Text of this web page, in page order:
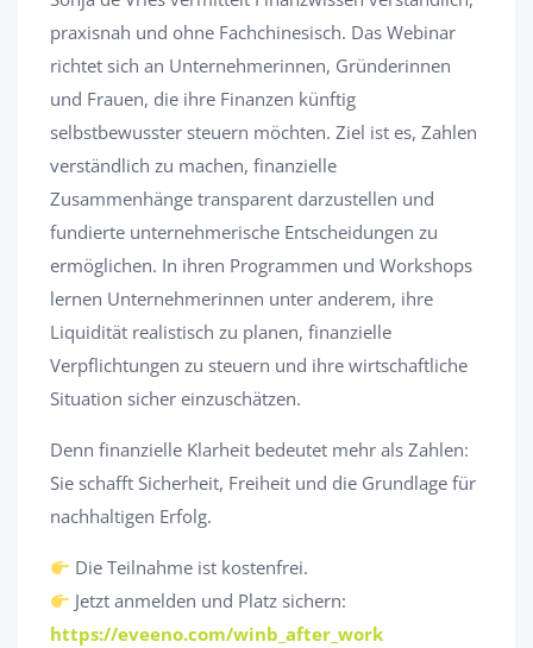
praxisnah und ohne Fachchinesisch. Das Webinar
richtet sich an Unternehmerinnen, Gründerinnen
und Frauen, die ihre Finanzen künftig
selbstbewusster steuern möchten. Ziel ist es, Zahlen
verständlich zu machen, finanzielle
Zusammenhänge transparent darzustellen und
fundierte unternehmerische Entscheidungen zu
ermöglichen. In ihren Programmen und Workshops
lernen Unternehmerinnen unter anderem, ihre
Liquidität realistisch zu planen, finanzielle
Verpflichtungen zu steuern und ihre wirtschaftliche
Situation sicher einzuschätzen.
Denn finanzielle Klarheit bedeutet mehr als Zahlen:
Sie schafft Sicherheit, Freiheit und die Grundlage für
nachhaltigen Erfolg.
Die Teilnahme ist kostenfrei.
Jetzt anmelden und Platz sichern:
https://eveeno.com/winb_after_work